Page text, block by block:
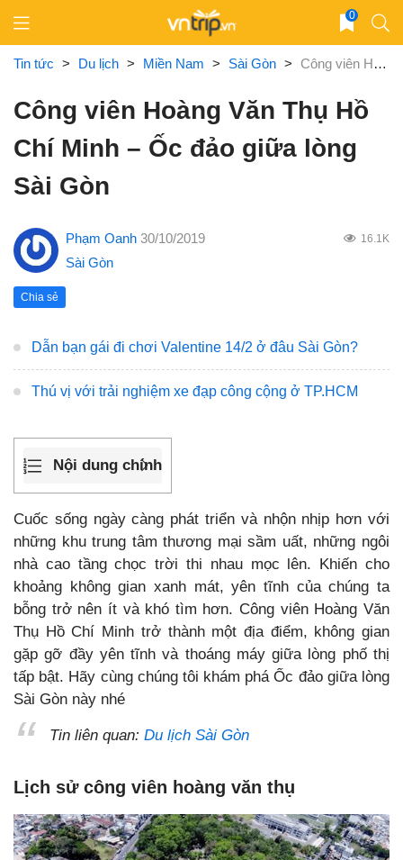
content
0
Tin tức > Du lịch > Miền Nam > Sài Gòn > Công viên Hoàng Văn Thụ Hồ Chí Minh – Ốc đảo giữa lòng Sài Gòn
Công viên Hoàng Văn Thụ Hồ
Chí Minh – Ốc đảo giữa lòng
Sài Gòn
Phạm Oanh 30/10/2019 16.1K
Sài Gòn
Chia sẻ
Dẫn bạn gái đi chơi Valentine 14/2 ở đâu Sài Gòn?
Thú vị với trải nghiệm xe đạp công cộng ở TP.HCM
Nội dung chính
Cuốc sống ngày càng phát triển và nhộn nhịp hơn với
những khu trung tâm thương mại sầm uất, những ngôi
nhà cao tầng chọc trời thi nhau mọc lên. Khiến cho
khoảng không gian xanh mát, yên tĩnh của chúng ta
bỗng trở nên ít và khó tìm hơn. Công viên Hoàng Văn
Thụ Hồ Chí Minh trở thành một địa điểm, không gian
gặp gỡ đầy yên tĩnh và thoáng máy giữa lòng phố thị
tấp bật. Hãy cùng chúng tôi khám phá Ốc đảo giữa lòng
Sài Gòn này nhé
Tin liên quan: Du lịch Sài Gòn
Lịch sử công viên hoàng văn thụ